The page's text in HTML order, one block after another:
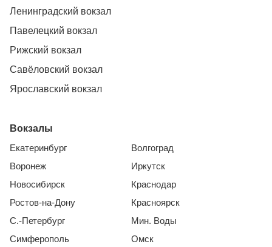
Ленинградский вокзал
Павелецкий вокзал
Рижский вокзал
Савёловский вокзал
Ярославский вокзал
Вокзалы
Екатеринбург
Воронеж
Новосибирск
Ростов-на-Дону
С.-Петербург
Симферополь
Волгоград
Иркутск
Краснодар
Красноярск
Мин. Воды
Омск